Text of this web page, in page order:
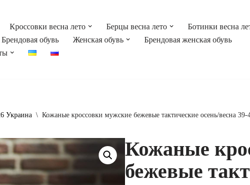
Кроссовки весна лето Берцы весна лето
Ботинки весна
Брендовая обувь Женская обувь
Брендовая женская обувь
Украина \ Кожаные кроссовки мужские бежевые тактические осень/весна 39-
Кожаные
бежевые